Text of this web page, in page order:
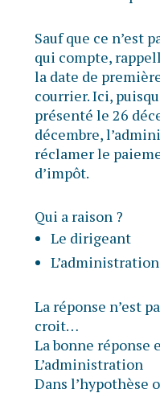
Sauf que ce n’est
qui compte,
la date de
courrier. Ici,
présenté le 26
décembre,
réclamer le
d’impôt.
Qui a raison ?
Le dirigeant
L’administration
La réponse n’est
croit…
La bonne réponse
L’administration
Dans l’hypothèse